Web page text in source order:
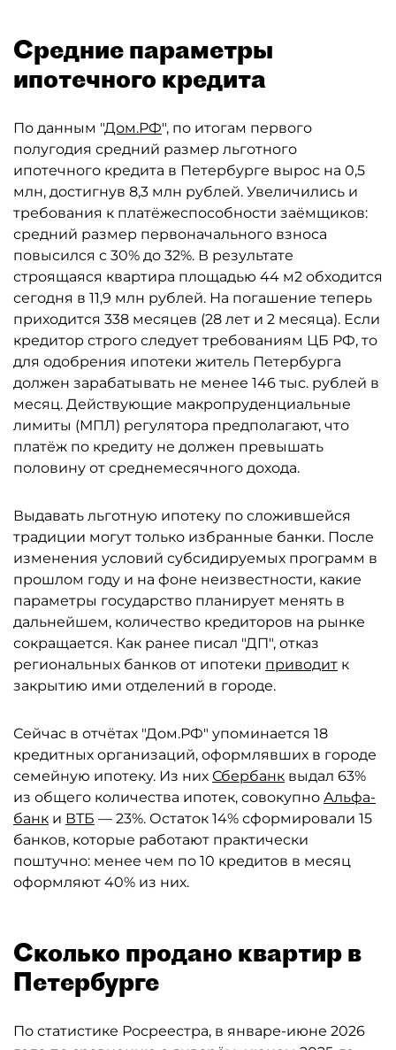
Средние параметры
ипотечного кредита
По данным "Дом.РФ", по итогам первого
полугодия средний размер льготного
ипотечного кредита в Петербурге вырос на 0,5
млн, достигнув 8,3 млн рублей. Увеличились и
требования к платёжеспособности заёмщиков:
средний размер первоначального взноса
повысился с 30% до 32%. В результате
строящаяся квартира площадью 44 м2 обходится
сегодня в 11,9 млн рублей. На погашение теперь
приходится 338 месяцев (28 лет и 2 месяца). Если
кредитор строго следует требованиям ЦБ РФ, то
для одобрения ипотеки житель Петербурга
должен зарабатывать не менее 146 тыс. рублей в
месяц. Действующие макропруденциальные
лимиты (МПЛ) регулятора предполагают, что
платёж по кредиту не должен превышать
половину от среднемесячного дохода.
Выдавать льготную ипотеку по сложившейся
традиции могут только избранные банки. После
изменения условий субсидируемых программ в
прошлом году и на фоне неизвестности, какие
параметры государство планирует менять в
дальнейшем, количество кредиторов на рынке
сокращается. Как ранее писал "ДП", отказ
региональных банков от ипотеки приводит к
закрытию ими отделений в городе.
Сейчас в отчётах "Дом.РФ" упоминается 18
кредитных организаций, оформлявших в городе
семейную ипотеку. Из них Сбербанк выдал 63%
из общего количества ипотек, совокупно Альфа-
банк и ВТБ — 23%. Остаток 14% сформировали 15
банков, которые работают практически
поштучно: менее чем по 10 кредитов в месяц
оформляют 40% из них.
Сколько продано квартир в
Петербурге
По статистике Росреестра, в январе-июне 2026